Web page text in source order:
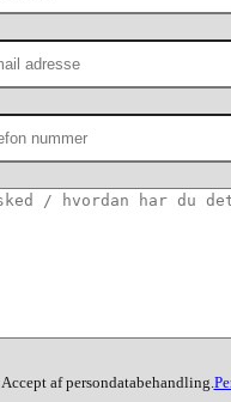
Accept af persondatabehandling.